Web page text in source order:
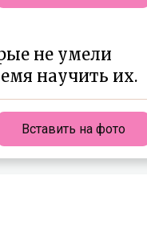
не умели
научить их.
Вставить на фото